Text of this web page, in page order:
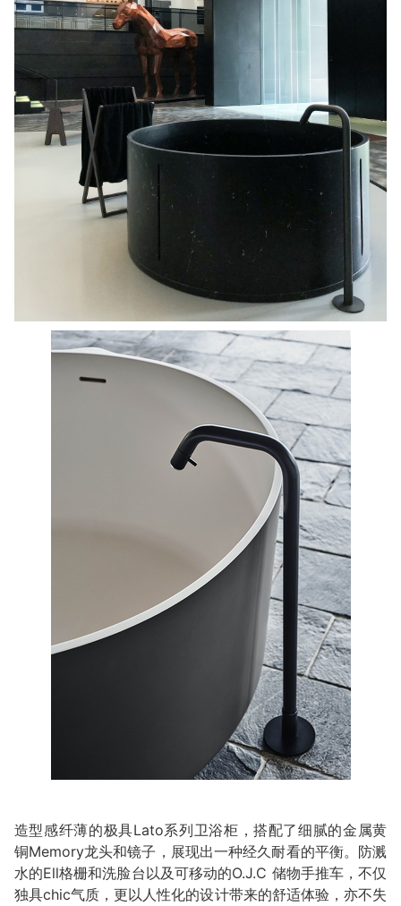
造型感纤薄的极具Lato系列卫浴柜，搭配了细腻的金属黄
铜Memory龙头和镜子，展现出一种经久耐看的平衡。防溅
水的Ell格栅和洗脸台以及可移动的O.J.C 储物手推车，不仅
独具chic气质，更以人性化的设计带来的舒适体验，亦不失